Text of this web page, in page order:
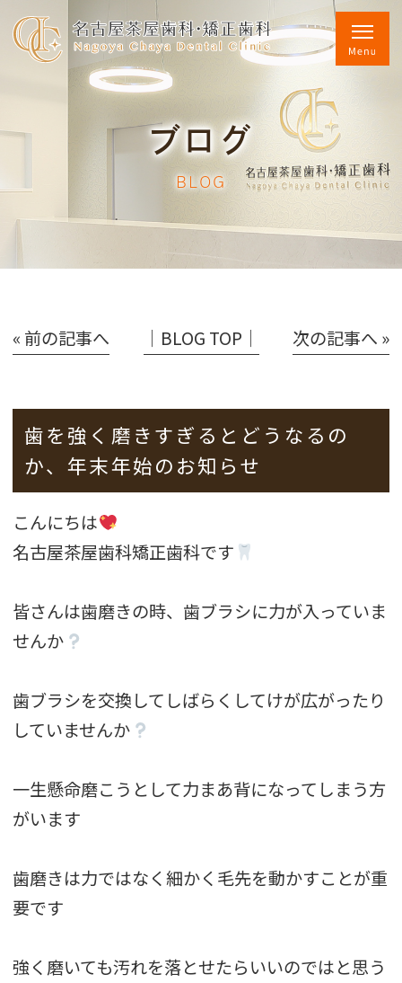
ブログ
BLOG
« 前の記事へ │BLOG TOP│ 次の記事へ »
歯を強く磨きすぎるとどうなるの
か、年末年始のお知らせ
こんにちは
名古屋茶屋歯科矯正歯科です
皆さんは歯磨きの時、歯ブラシに力が入っていま
せんか
歯ブラシを交換してしばらくしてけが広がったり
していませんか
一生懸命磨こうとして力まあ背になってしまう方
がいます
歯磨きは力ではなく細かく毛先を動かすことが重
要です
強く磨いても汚れを落とせたらいいのではと思う